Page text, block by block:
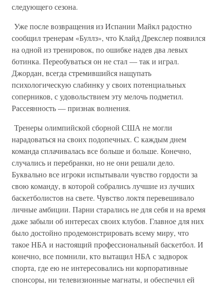
следующего сезона.
Уже после возвращения из Испании Майкл радостно
сообщил тренерам «Буллз», что Клайд Дрекслер появился
на одной из тренировок, по ошибке надев два левых
ботинка. Переобуваться он не стал — так и играл.
Джордан, всегда стремившийся нащупать
психологическую слабинку у своих потенциальных
соперников, с удовольствием эту мелочь подметил.
Рассеянность — признак волнения.
Тренеры олимпийской сборной США не могли
нарадоваться на своих подопечных. С каждым днем
команда сплачивалась все больше и больше. Конечно,
случались и перебранки, но не они решали дело.
Буквально все игроки испытывали чувство гордости за
свою команду, в которой собрались лучшие из лучших
баскетболистов на свете. Чувство локтя перевешивало
личные амбиции. Парни старались не для себя и на время
даже забыли об интересах своих клубов. Главное для них
было достойно продемонстрировать всему миру, что
такое НБА и настоящий профессиональный баскетбол. И
конечно, все помнили, кто вытащил НБА с задворок
спорта, где ею не интересовались ни корпоративные
спонсоры, ни телевизионные магнаты, и обеспечил ей